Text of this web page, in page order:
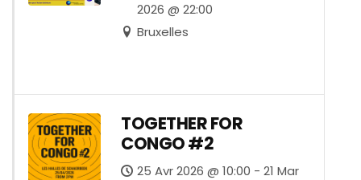
2026 @ 22:00
Bruxelles
TOGETHER FOR
CONGO #2
25 Avr 2026 @ 10:00 - 21 Mar